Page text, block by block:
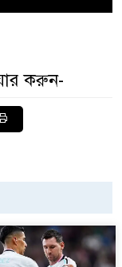
করুন-